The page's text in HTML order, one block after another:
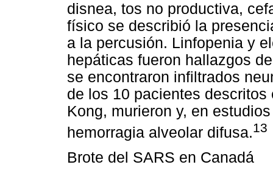
disnea, tos no productiva,
físico se describió la
a la percusión. Linfopenia y
hepáticas fueron hallazgos
se encontraron infiltrados
de los 10 pacientes
Kong, murieron y, en
hemorragia alveolar difusa.13
Brote del SARS en Canadá